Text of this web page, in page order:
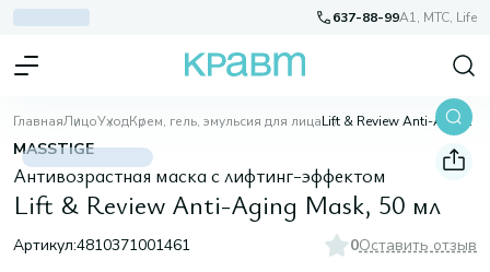
637-88-99A1, МТС, Life
ГлавнаяЛицоУходКрем, гель, эмульсия для лица Lift & Review Anti-Aging Mask, 50 мл
MASSTIGE
Антивозрастная маска с лифтинг-эффектом
Lift & Review Anti-Aging Mask, 50 мл
Артикул:4810371001461 0Оставить отзыв